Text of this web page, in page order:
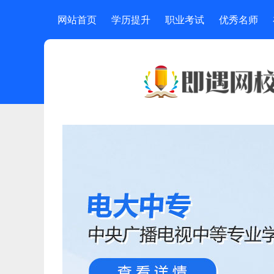
网站首页 学历提升 职业考试 优秀名师